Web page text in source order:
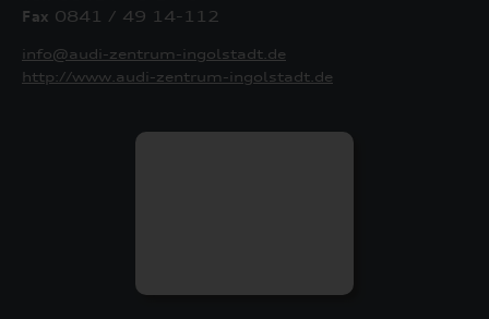
Fax 0841 / 49 14-112
info@audi-zentrum-ingolstadt.de
http://www.audi-zentrum-ingolstadt.de